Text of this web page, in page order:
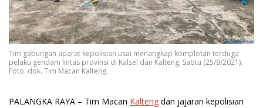
Tim gabungan aparat kepolisian usai menangkap komplotan terduga
pelaku gendam lintas provinsi di Kalsel dan Kalteng, Sabtu (25/9/2021).
Foto: dok. Tim Macan Kalteng.
PALANGKA RAYA – Tim Macan Kalteng dan jajaran kepolisian